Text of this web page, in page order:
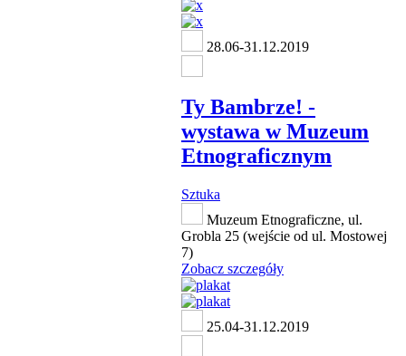
28.06-31.12.2019
Ty Bambrze! -
wystawa w Muzeum
Etnograficznym
Sztuka
Muzeum Etnograficzne, ul.
Grobla 25 (wejście od ul. Mostowej
7)
Zobacz szczegóły
25.04-31.12.2019